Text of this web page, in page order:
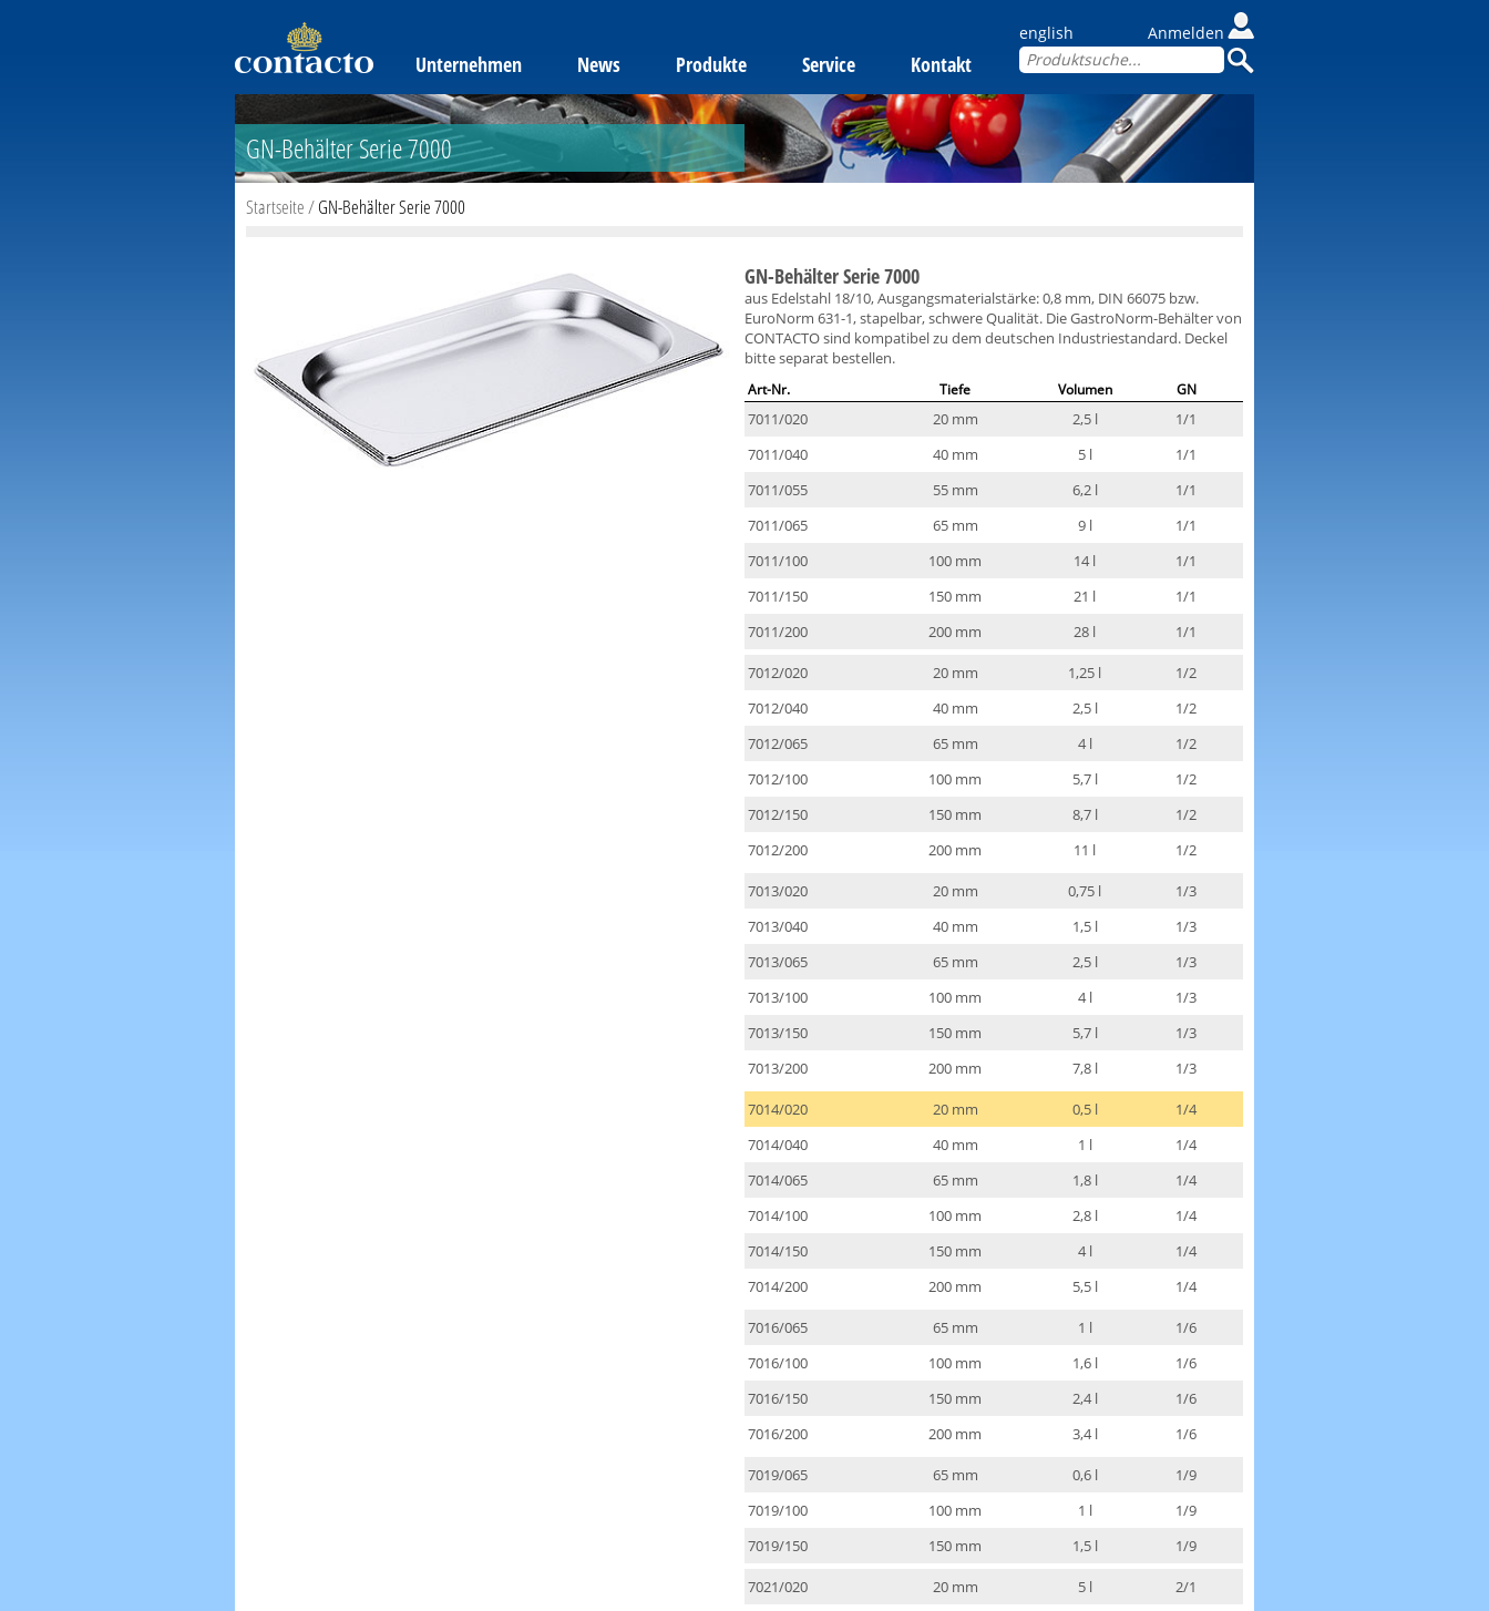
Unternehmen News Produkte Service Kontakt
english Anmelden
GN-Behälter Serie 7000
Startseite/GN-Behälter Serie 7000
GN-Behälter Serie 7000
aus Edelstahl 18/10, Ausgangsmaterialstärke: 0,8 mm, DIN 66075 bzw.
EuroNorm 631-1, stapelbar, schwere Qualität. Die GastroNorm-Behälter von
CONTACTO sind kompatibel zu dem deutschen Industriestandard. Deckel
bitte separat bestellen.
Art-Nr. Tiefe Volumen GN
7011/020 20 mm 2,5 l
1/1
7011/040
40 mm 5 l
1/1
7011/055
55 mm 6,2 l
1/1
7011/065
65 mm 9 l
1/1
7011/100
100 mm 14 l
1/1
7011/150
150 mm 21 l
1/1
7011/200
200 mm 28 l 1/1
7012/020 20 mm 1,25 l
1/2
7012/040
40 mm 2,5 l
1/2
7012/065
65 mm 4 l
1/2
7012/100
100 mm 5,7 l
1/2
7012/150
150 mm 8,7 l
1/2
7012/200
200 mm 11 l 1/2
7013/020 20 mm 0,75 l
1/3
7013/040
40 mm 1,5 l
1/3
7013/065
65 mm 2,5 l
1/3
7013/100
100 mm 4 l
1/3
7013/150
150 mm 5,7 l
1/3
7013/200
200 mm 7,8 l 1/3
7014/020 20 mm 0,5 l
1/4
7014/040
40 mm 1 l
1/4
7014/065
65 mm 1,8 l
1/4
7014/100
100 mm 2,8 l
1/4
7014/150
150 mm 4 l
1/4
7014/200
200 mm 5,5 l 1/4
7016/065 65 mm 1 l
1/6
7016/100
100 mm 1,6 l
1/6
7016/150
150 mm 2,4 l
1/6
7016/200
200 mm 3,4 l 1/6
7019/065 65 mm 0,6 l
1/9
7019/100
100 mm 1 l
1/9
7019/150
150 mm 1,5 l 1/9
7021/020 20 mm 5 l
2/1